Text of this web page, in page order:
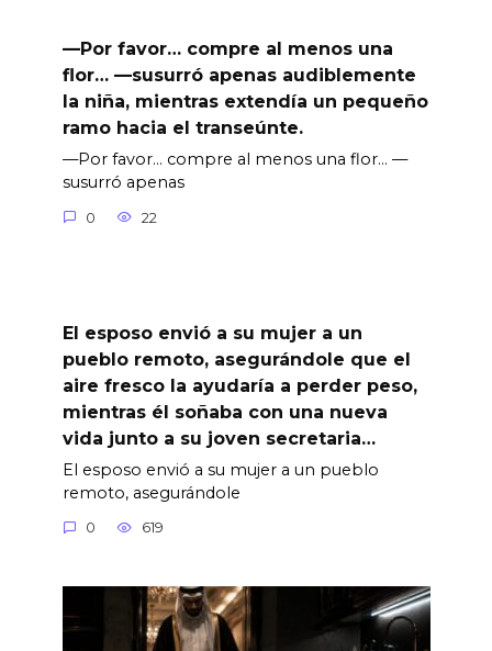
—Por favor… compre al menos una
flor… —susurró apenas audiblemente
la niña, mientras extendía un pequeño
ramo hacia el transeúnte.
—Por favor… compre al menos una flor… —
susurró apenas
0 22
El esposo envió a su mujer a un
pueblo remoto, asegurándole que el
aire fresco la ayudaría a perder peso,
mientras él soñaba con una nueva
vida junto a su joven secretaria…
El esposo envió a su mujer a un pueblo
remoto, asegurándole
0 619